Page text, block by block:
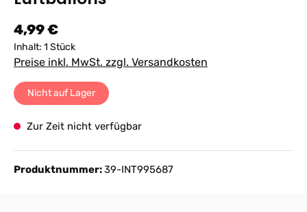
Regulärer Preis:
4,99 €
Inhalt: 1 Stück
Preise inkl. MwSt. zzgl. Versandkosten
Nicht auf Lager
Zur Zeit nicht verfügbar
Produktnummer:39-INT995687